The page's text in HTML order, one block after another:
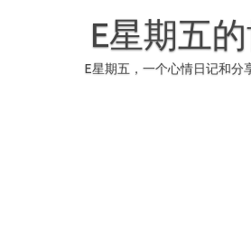
E星期五
E星期五，一个心情日记和分